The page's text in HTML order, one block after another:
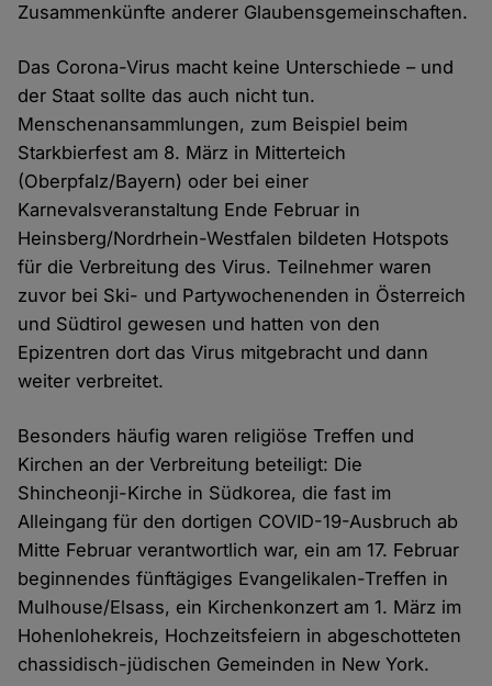
Zusammenkünfte anderer Glaubensgemeinschaften.
Das Corona-Virus macht keine Unterschiede – und
der Staat sollte das auch nicht tun.
Menschenansammlungen, zum Beispiel beim
Starkbierfest am 8. März in Mitterteich
(Oberpfalz/Bayern) oder bei einer
Karnevalsveranstaltung Ende Februar in
Heinsberg/Nordrhein-Westfalen bildeten Hotspots
für die Verbreitung des Virus. Teilnehmer waren
zuvor bei Ski- und Partywochenenden in Österreich
und Südtirol gewesen und hatten von den
Epizentren dort das Virus mitgebracht und dann
weiter verbreitet.
Besonders häufig waren religiöse Treffen und
Kirchen an der Verbreitung beteiligt: Die
Shincheonji-Kirche in Südkorea, die fast im
Alleingang für den dortigen COVID-19-Ausbruch ab
Mitte Februar verantwortlich war, ein am 17. Februar
beginnendes fünftägiges Evangelikalen-Treffen in
Mulhouse/Elsass, ein Kirchenkonzert am 1. März im
Hohenlohekreis, Hochzeitsfeiern in abgeschotteten
chassidisch-jüdischen Gemeinden in New York.